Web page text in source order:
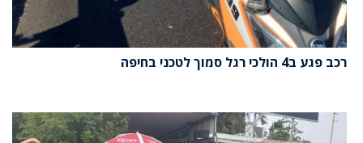
רכב פגע ב4 הולכי רגל סמוך לטכני בחיפה